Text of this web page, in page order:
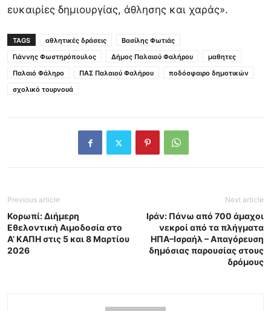
ευκαιρίες δημιουργίας, άθλησης και χαράς».
TAGS αθλητικές δράσεις
Βασίλης Φωτιάς
Γιάννης Φωστηρόπουλος
Δήμος Παλαιού Φαλήρου
μαθητες
Παλαιό Φάληρο
ΠΑΣ Παλαιού Φαλήρου
ποδόσφαιρο δημοτικών
σχολικό τουρνουά
Previous article
Κορωπί: Διήμερη
Εθελοντική Αιμοδοσία στο
Α’ ΚΑΠΗ στις 5 και 8 Μαρτίου
2026
Next article
Ιράν: Πάνω από 700 άμαχοι
νεκροί από τα πλήγματα
ΗΠΑ–Ισραήλ – Απαγόρευση
δημόσιας παρουσίας στους
δρόμους